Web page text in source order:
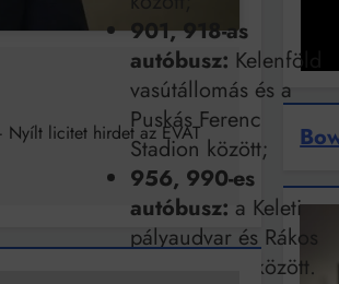
901, 918-as
autóbusz: Kelenföld
vasútállomás és a
Puskás Ferenc
Stadion között;
956, 990-es
autóbusz: a Keleti
pályaudvar és Rákos
vasútállomás között.
licitet hirdet az EVAT